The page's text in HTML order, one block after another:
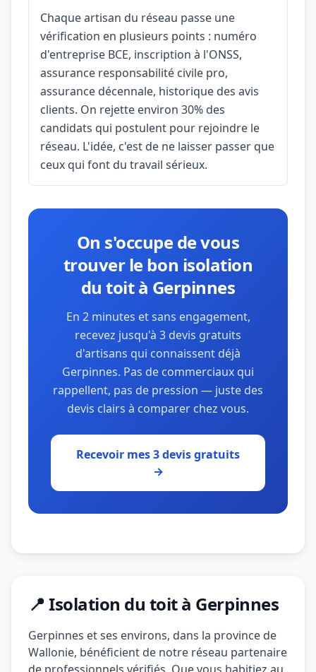
Chaque artisan du réseau passe une
vérification en plusieurs points : numéro
d'entreprise BCE, inscription à l'ONSS,
assurance responsabilité civile pro,
assurance décennale, historique des avis
clients. On rejette environ 30% des
candidats qui postulent pour rejoindre le
réseau. L'idée, c'est de ne laisser passer que
ceux qui font du travail sérieux.
On s'occupe de vous
trouver le bon isolation
du toit à Gerpinnes
En 2 minutes et sans engagement,
recevez jusqu'à 3 devis gratuits
d'artisans qui connaissent déjà
Gerpinnes. Pas de commerciaux qui
rappellent, pas de pression — juste des
devis clairs à comparer chez vous.
Recevoir mes 3 devis gratuits
→
📍 Isolation du toit à Gerpinnes
Gerpinnes et ses environs, dans la province de
Wallonie, bénéficient de notre réseau partenaire